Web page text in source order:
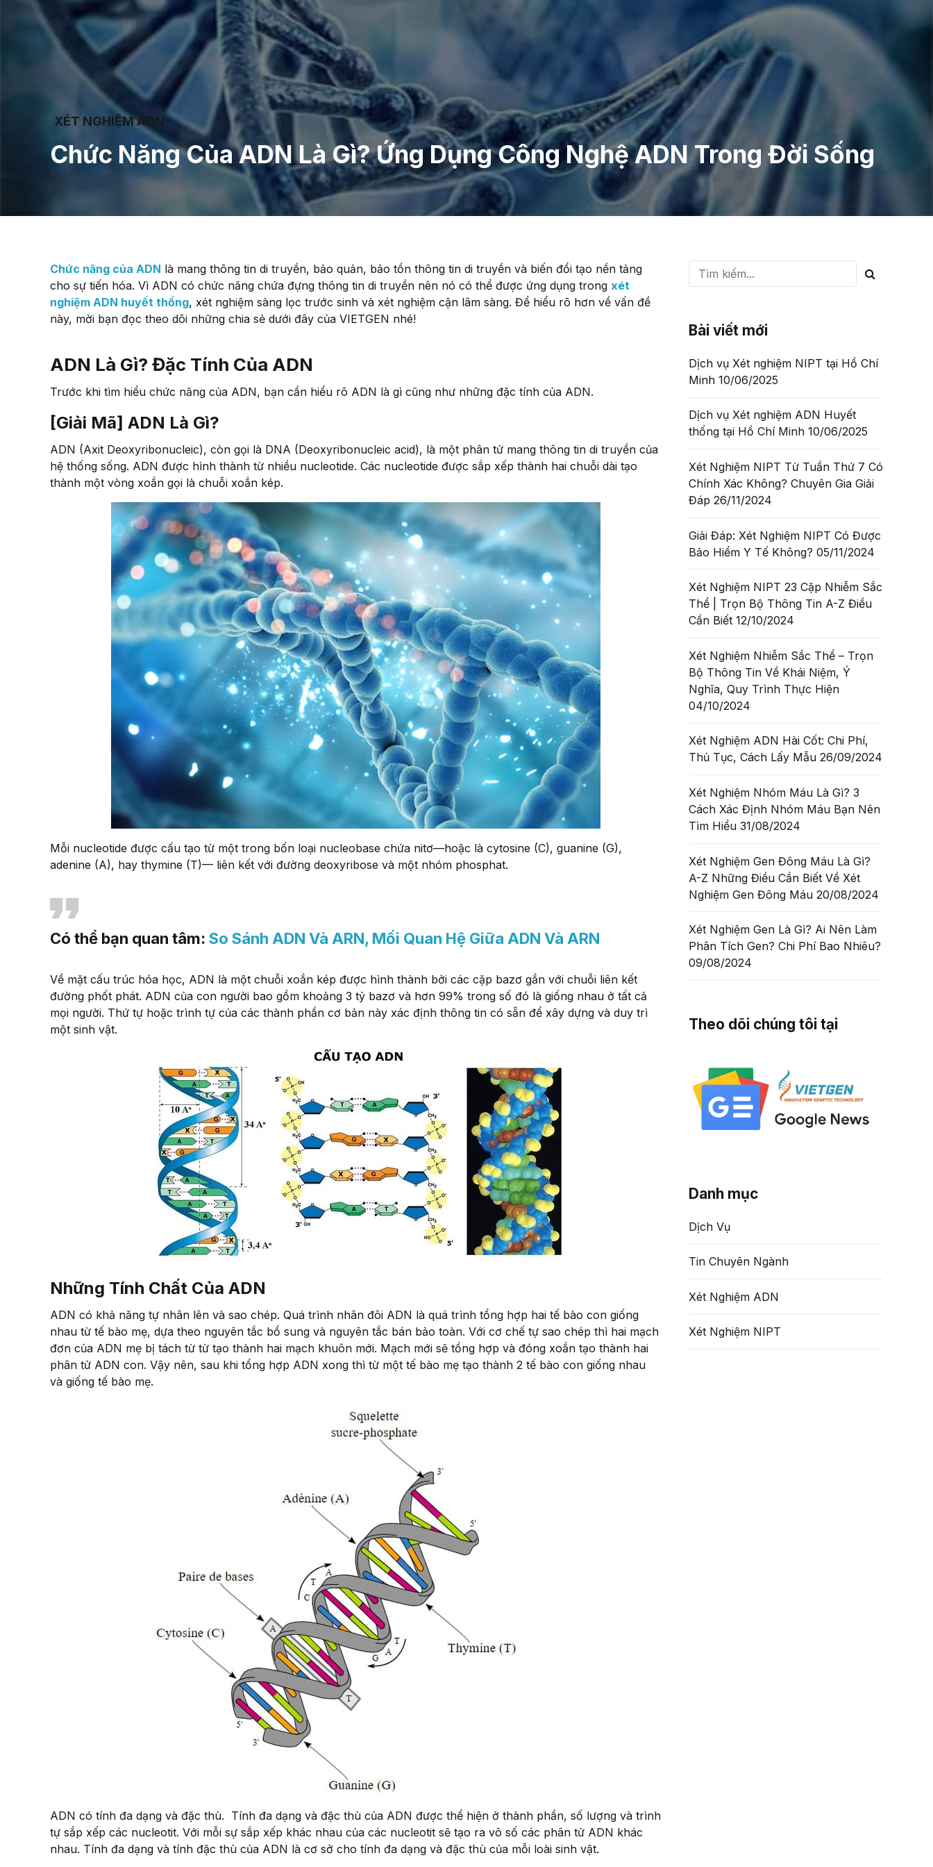
XÉT NGHIỆM ADN
Chức Năng Của ADN Là Gì? Ứng Dụng Công Nghệ ADN Trong Đời Sống
Chức năng của ADN là mang thông tin di truyền, bảo quản, bảo tồn thông tin di truyền và biến đổi tạo nền tảng
cho sự tiến hóa. Vì ADN có chức năng chứa đựng thông tin di truyền nên nó có thể được ứng dụng trong xét
nghiệm ADN huyết thống, xét nghiệm sàng lọc trước sinh và xét nghiệm cận lâm sàng. Để hiểu rõ hơn về vấn đề
này, mời bạn đọc theo dõi những chia sẻ dưới đây của VIETGEN nhé!
ADN Là Gì? Đặc Tính Của ADN
Trước khi tìm hiểu chức năng của ADN, bạn cần hiểu rõ ADN là gì cũng như những đặc tính của ADN.
[Giải Mã] ADN Là Gì?
ADN (Axit Deoxyribonucleic), còn gọi là DNA (Deoxyribonucleic acid), là một phân tử mang thông tin di truyền của
hệ thống sống. ADN được hình thành từ nhiều nucleotide. Các nucleotide được sắp xếp thành hai chuỗi dài tạo
thành một vòng xoắn gọi là chuỗi xoắn kép.
Mỗi nucleotide được cấu tạo từ một trong bốn loại nucleobase chứa nitơ—hoặc là cytosine (C), guanine (G),
adenine (A), hay thymine (T)— liên kết với đường deoxyribose và một nhóm phosphat.
Có thể bạn quan tâm: So Sánh ADN Và ARN, Mối Quan Hệ Giữa ADN Và ARN
Về mặt cấu trúc hóa học, ADN là một chuỗi xoắn kép được hình thành bởi các cặp bazơ gắn với chuỗi liên kết
đường phốt phát. ADN của con người bao gồm khoảng 3 tỷ bazơ và hơn 99% trong số đó là giống nhau ở tất cả
mọi người. Thứ tự hoặc trình tự của các thành phần cơ bản này xác định thông tin có sẵn để xây dựng và duy trì
một sinh vật.
Những Tính Chất Của ADN
ADN có khả năng tự nhân lên và sao chép. Quá trình nhân đôi ADN là quá trình tổng hợp hai tế bào con giống
nhau từ tế bào mẹ, dựa theo nguyên tắc bổ sung và nguyên tắc bán bảo toàn. Với cơ chế tự sao chép thì hai mạch
đơn của ADN mẹ bị tách từ từ tạo thành hai mạch khuôn mới. Mạch mới sẽ tổng hợp và đóng xoắn tạo thành hai
phân tử ADN con. Vậy nên, sau khi tổng hợp ADN xong thì từ một tế bào mẹ tạo thành 2 tế bào con giống nhau
và giống tế bào mẹ.
ADN có tính đa dạng và đặc thù. Tính đa dạng và đặc thù của ADN được thể hiện ở thành phần, số lượng và trình
tự sắp xếp các nucleotit. Với mỗi sự sắp xếp khác nhau của các nucleotit sẽ tạo ra vô số các phân tử ADN khác
nhau. Tính đa dạng và tính đặc thù của ADN là cơ sở cho tính đa dạng và đặc thù của mỗi loài sinh vật.
Bài viết mới
Dịch vụ Xét nghiệm NIPT tại Hồ Chí
Minh 10/06/2025
Dịch vụ Xét nghiệm ADN Huyết
thống tại Hồ Chí Minh 10/06/2025
Xét Nghiệm NIPT Từ Tuần Thứ 7 Có
Chính Xác Không? Chuyên Gia Giải
Đáp 26/11/2024
Giải Đáp: Xét Nghiệm NIPT Có Được
Bảo Hiểm Y Tế Không? 05/11/2024
Xét Nghiệm NIPT 23 Cặp Nhiễm Sắc
Thể | Trọn Bộ Thông Tin A-Z Điều
Cần Biết 12/10/2024
Xét Nghiệm Nhiễm Sắc Thể – Trọn
Bộ Thông Tin Về Khái Niệm, Ý
Nghĩa, Quy Trình Thực Hiện
04/10/2024
Xét Nghiệm ADN Hài Cốt: Chi Phí,
Thủ Tục, Cách Lấy Mẫu 26/09/2024
Xét Nghiệm Nhóm Máu Là Gì? 3
Cách Xác Định Nhóm Máu Bạn Nên
Tìm Hiểu 31/08/2024
Xét Nghiệm Gen Đông Máu Là Gì?
A-Z Những Điều Cần Biết Về Xét
Nghiệm Gen Đông Máu 20/08/2024
Xét Nghiệm Gen Là Gì? Ai Nên Làm
Phân Tích Gen? Chi Phí Bao Nhiêu?
09/08/2024
Theo dõi chúng tôi tại
Danh mục
Dịch Vụ
Tin Chuyên Ngành
Xét Nghiệm ADN
Xét Nghiệm NIPT